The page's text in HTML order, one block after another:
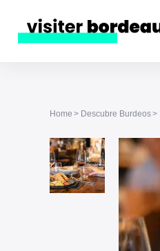
Home Descubre Burdeos